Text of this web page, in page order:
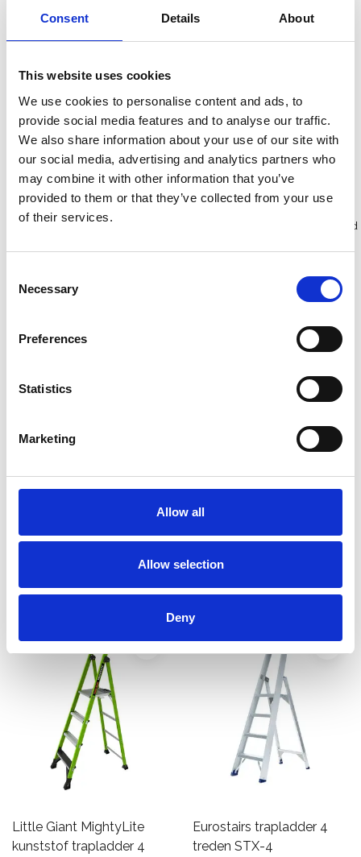
Consent Details About
This website uses cookies
We use cookies to personalise content and ads, to
provide social media features and to analyse our traffic.
We also share information about your use of our site with
our social media, advertising and analytics partners who
may combine it with other information that you’ve
provided to them or that they’ve collected from your use
of their services.
Selection
Necessary
Preferences
Statistics
Marketing
Allow all
Allow selection
Deny
Eurostairs dubbele trap
€162,00 €169,46 Excl.
Btw
Toevoegen
Little Giant Fortress GVK
€525,00 €604,77
Btw
Bekijk product
Gratis verzending in Nederland
Staltor kunststof
trapladder GVK 1 x 4
€591,00 Excl. Btw
ASC bordestrap 4 treden
€181,00 €197,69 Excl. Btw
Little Giant MightyLite
kunststof trapladder 4
Eurostairs trapladder 4
treden STX-4